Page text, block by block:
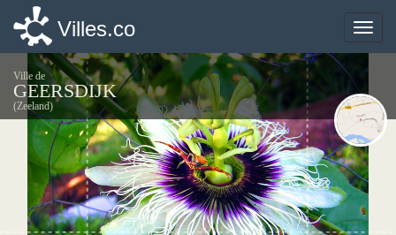
Toggle
Villes.co
Ville de
GEERSDIJK
(Zeeland)
Toggle
Villes.co